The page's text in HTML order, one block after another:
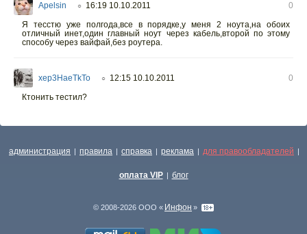
Apelsin ○ 16:19 10.10.2011
0
Я тесстю уже полгода,все в порядке,у меня 2 ноута,на обоих
отличный инет,один главный ноут через кабель,второй по этому
способу через вайфай,без роутера.
xep3HaeTkTo ○ 12:15 10.10.2011
0
Ктонить тестил?
администрация | правила | справка | реклама | для правообладателей |
оплата VIP | блог
© 2008-2026 ООО « Инфон »